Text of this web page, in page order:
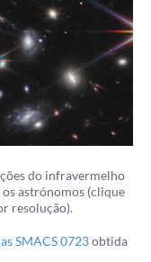
do infravermelho
astrónomos (clique
resolução).
SMACS 0723obtida